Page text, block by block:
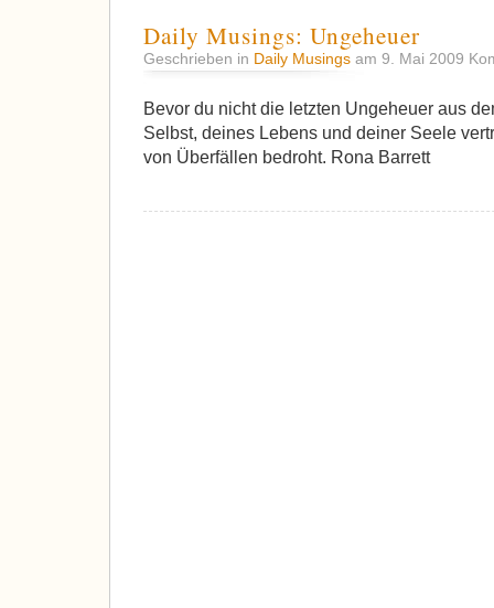
Daily Musings: Ungeheuer
Geschrieben in Daily Musings am 9. Mai 2009
Bevor du nicht die letzten Ungeheuer aus
Selbst, deines Lebens und deiner Seele
von Überfällen bedroht. Rona Barrett